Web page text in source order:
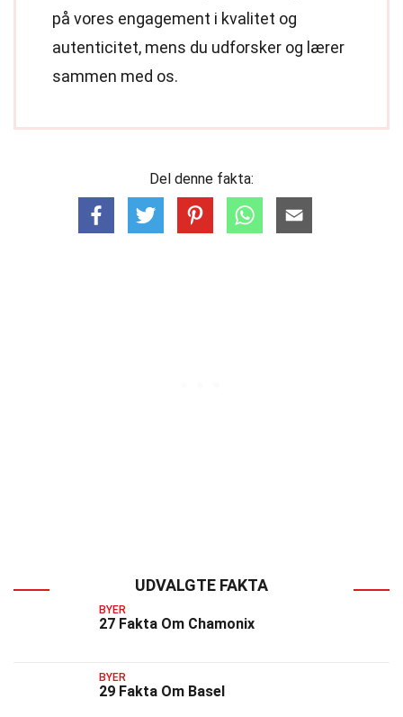
på vores engagement i kvalitet og
autenticitet, mens du udforsker og lærer
sammen med os.
Del denne fakta:
UDVALGTE FAKTA
BYER
27 Fakta Om Chamonix
BYER
29 Fakta Om Basel